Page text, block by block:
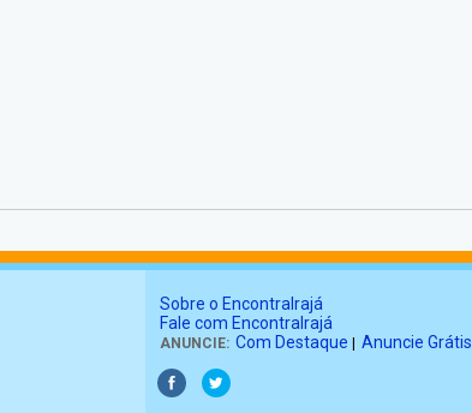
Sobre o EncontraIrajá
Fale com EncontraIrajá
ANUNCIE: Com Destaque Anuncie Grátis